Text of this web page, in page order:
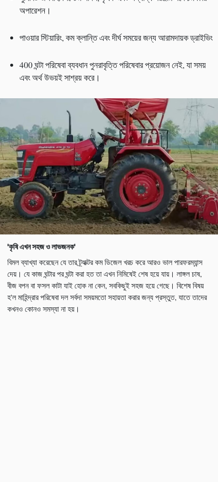
অপারেশন।
পাওয়ার স্টিয়ারিং, কম ক্লান্তি এবং দীর্ঘ সময়ের জন্য আরামদায়ক ড্রাইভিং
400 ঘন্টা পরিষেবা ব্যবধান পুনরাবৃত্তি পরিষেবার প্রয়োজন নেই, যা সময়
এবং অর্থ উভয়ই সাশ্রয় করে।
'কৃষি এখন সহজ ও লাভজনক'
বিমল ব্যাখ্যা করেছেন যে তার ট্র্যাক্টর কম ডিজেল খরচ করে আরও ভাল পারফরম্যান্স
দেয়। যে কাজ ঘন্টার পর ঘন্টা করা হত তা এখন নিমিষেই শেষ হয়ে যায়। লাঙ্গল চাষ,
বীজ বপন বা ফসল কাটা যাই হোক না কেন, সবকিছুই সহজ হয়ে গেছে। বিশেষ বিষয়
হ'ল মাহিন্দ্রার পরিষেবা দল সর্বদা সময়মতো সহায়তা করার জন্য প্রস্তুত, যাতে তাদের
কখনও কোনও সমস্যা না হয়।